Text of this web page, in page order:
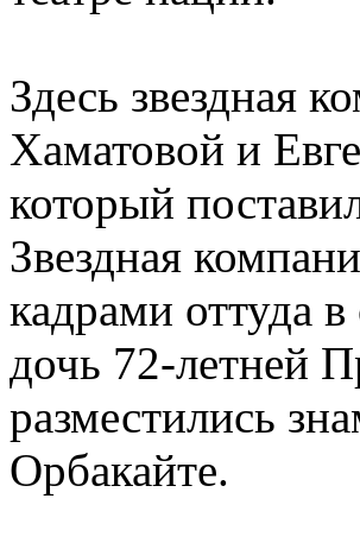
Здесь звездная
Хаматовой и
который
Звездная
кадрами оттуда
дочь 72-летней
разместились
Орбакайте.